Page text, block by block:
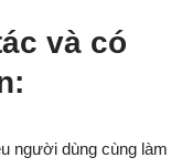
và có
người dùng cùng làm